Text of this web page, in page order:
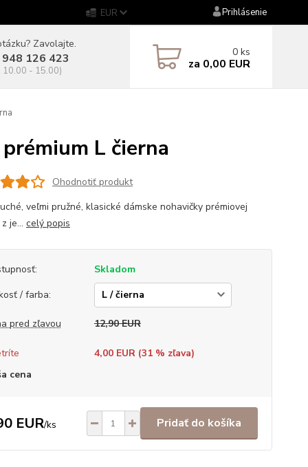
EUR Prihlásenie
Zavolajte.
126 423
10.00 - 15.00)
0 ks
za 0,00 EUR
L čierna
Ohodnotiť produkt
veľmi pružné, klasické dámske nohavičky prémiovej
je... celý popis
Skladom
/ farba:
pred zľavou 12,90 EUR
4,00 EUR (31% zľava)
cena
EUR/ks Pridať do košíka